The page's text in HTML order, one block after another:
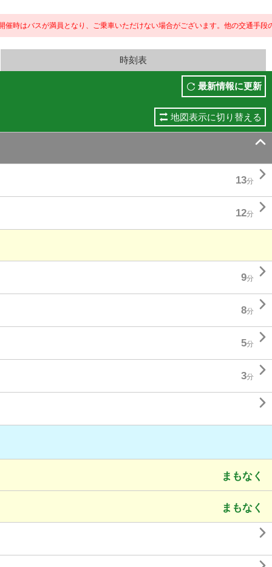
スが満員となり、ご乗車いただけない場合がございます。他の交通手段のご利用
時刻表
最新情報に更新
地図表示に切り替える

13分 
12分 
9分 
8分 
5分 
3分 

まもなく
まもなく
